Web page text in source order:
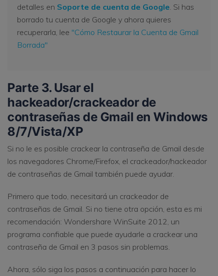
detalles en Soporte de cuenta de Google. Si has
borrado tu cuenta de Google y ahora quieres
recuperarla, lee "Cómo Restaurar la Cuenta de Gmail
Borrada"
Parte 3. Usar el
hackeador/crackeador de
contraseñas de Gmail en Windows
8/7/Vista/XP
Si no le es posible crackear la contraseña de Gmail desde
los navegadores Chrome/Firefox, el crackeador/hackeador
de contraseñas de Gmail también puede ayudar.
Primero que todo, necesitará un crackeador de
contraseñas de Gmail. Si no tiene otra opción, esta es mi
recomendación: Wondershare WinSuite 2012, un
programa confiable que puede ayudarle a crackear una
contraseña de Gmail en 3 pasos sin problemas.
Ahora, sólo siga los pasos a continuación para hacer lo